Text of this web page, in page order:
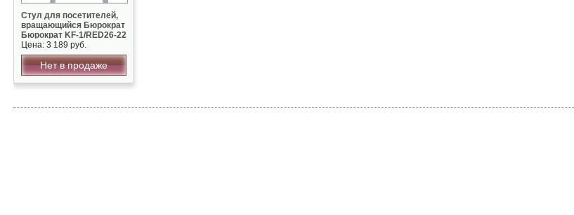
Стул для посетителей,
вращающийся Бюрократ
Бюрократ KF-1/RED26-22
Цена: 3 189 руб.
Нет в продаже